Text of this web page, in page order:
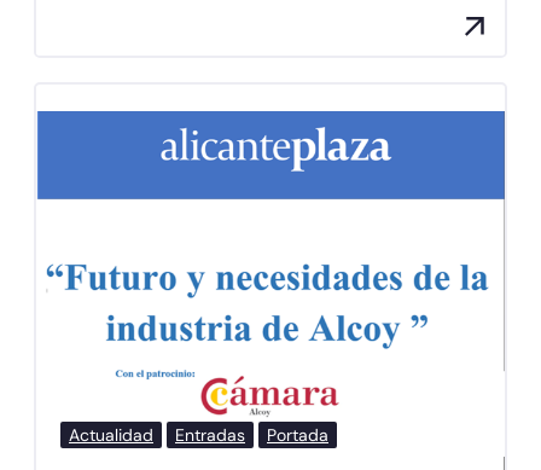
Actualidad Entradas Portada